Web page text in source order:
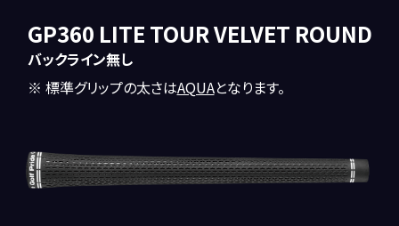
GP360 LITE TOUR VELVET ROUND
バックライン無し
※ 標準グリップの太さはAQUAとなります。